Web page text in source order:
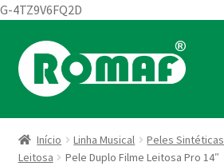
G-4TZ9V6FQ2D
Pular
para
navegação
Pular
para
o
Início Linha Musical Peles Sintéticas
Leitosa
Pele Duplo Filme Leitosa Pro 14″